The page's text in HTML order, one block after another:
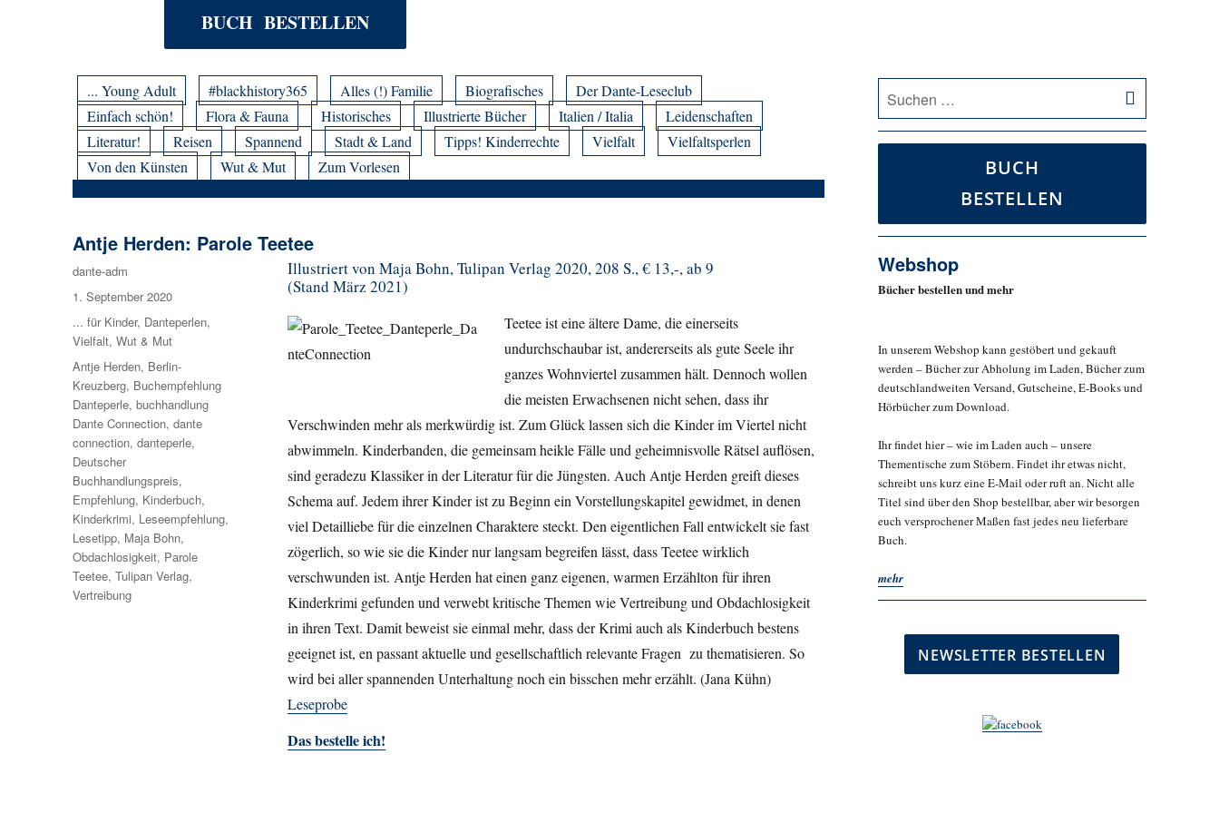
BUCH BESTELLEN
... Young Adult #blackhistory365 Alles (!) Familie Biografisches
Der Dante-Leseclub
Einfach schön!
Flora & Fauna Historisches Illustrierte Bücher Italien / Italia
Leidenschaften
Literatur!
Reisen Spannend Stadt & Land Tipps! Kinderrechte Vielfalt
Vielfaltsperlen
Von den Künsten
Wut & Mut Zum Vorlesen
Antje Herden: Parole Teetee
Illustriert von Maja Bohn, Tulipan Verlag 2020, 208 S., € 13,-, ab 9
(Stand März 2021)
Teetee ist eine ältere Dame, die einerseits
undurchschaubar ist, andererseits als gute Seele ihr
ganzes Wohnviertel zusammen hält. Dennoch wollen
die meisten Erwachsenen nicht sehen, dass ihr
Verschwinden mehr als merkwürdig ist. Zum Glück lassen sich die Kinder im Viertel nicht
abwimmeln. Kinderbanden, die gemeinsam heikle Fälle und geheimnisvolle Rätsel auflösen,
sind geradezu Klassiker in der Literatur für die Jüngsten. Auch Antje Herden greiftdieses
Schema auf. Jedem ihrer Kinder ist zu Beginn ein Vorstellungskapitel gewidmet, in denen
viel Detailliebe für die einzelnen Charaktere steckt. Den eigentlichen Fall entwickelt sie fast
zögerlich, so wie sie die Kinder nur langsam begreifen lässt, dass Teetee wirklich
verschwunden ist. Antje Herden hat einen ganz eigenen, warmen Erzählton für ihren
Kinderkrimi gefunden und verwebt kritische Themen wie Vertreibung und Obdachlosigkeit
in ihren Text. Damit beweist sie einmal mehr, dass der Krimi auch alsKinderbuch bestens
geeignet ist, en passant aktuelle und gesellschaftlich relevante Fragen zu thematisieren. So
wird bei aller spannenden Unterhaltung noch ein bisschen mehr erzählt. (Jana Kühn)
Leseprobe
Das bestelle ich!
Autor
dante-adm
Veröffentlicht
am
1. September 2020
Kategorien
... für Kinder, Danteperlen,
Vielfalt,Wut & Mut
Schlagwörter
Antje Herden, Berlin-
Kreuzberg, Buchempfehlung
Danteperle,buchhandlung
Dante Connection,dante
connection,danteperle,
Deutscher
Buchhandlungspreis,
Empfehlung, Kinderbuch,
Kinderkrimi, Leseempfehlung,
Lesetipp, Maja Bohn,
Obdachlosigkeit, Parole
Teetee,Tulipan Verlag,
Vertreibung
nach:
BUCH
BESTELLEN
Webshop
Bücher bestellen und mehr
In unserem Webshop kann gestöbert und gekauft
werden – Bücher zur Abholung im Laden, Bücher zum
deutschlandweiten Versand, Gutscheine, E-Books und
Hörbücher zum Download.
Ihr findet hier – wie im Laden auch – unsere
Thementische zum Stöbern. Findet ihr etwas nicht,
schreibt uns kurz eine E-Mail oder ruft an. Nicht alle
Titel sind über den Shop bestellbar, aber wir besorgen
euch versprochener Maßen fast jedes neu lieferbare
Buch.
mehr